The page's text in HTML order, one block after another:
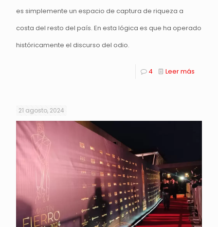
es simplemente un espacio de captura de riqueza a
costa del resto del país. En esta lógica es que ha operado
históricamente el discurso del odio.
4 Leer más
21 agosto, 2024